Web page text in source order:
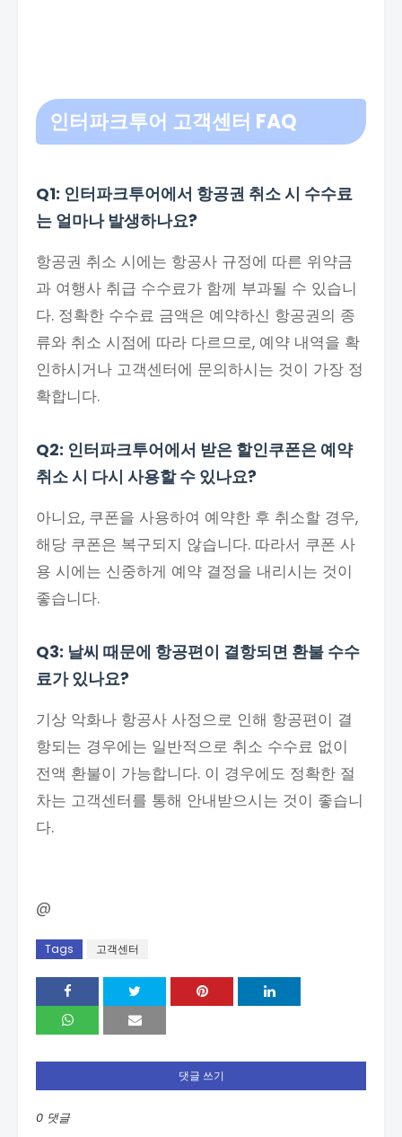
인터파크투어 고객센터 FAQ
Q1: 인터파크투어에서 항공권 취소 시 수수료
는 얼마나 발생하나요?
항공권 취소 시에는 항공사 규정에 따른 위약금
과 여행사 취급 수수료가 함께 부과될 수 있습니
다. 정확한 수수료 금액은 예약하신 항공권의 종
류와 취소 시점에 따라 다르므로, 예약 내역을 확
인하시거나 고객센터에 문의하시는 것이 가장 정
확합니다.
Q2: 인터파크투어에서 받은 할인쿠폰은 예약
취소 시 다시 사용할 수 있나요?
아니요, 쿠폰을 사용하여 예약한 후 취소할 경우,
해당 쿠폰은 복구되지 않습니다. 따라서 쿠폰 사
용 시에는 신중하게 예약 결정을 내리시는 것이
좋습니다.
Q3: 날씨 때문에 항공편이 결항되면 환불 수수
료가 있나요?
기상 악화나 항공사 사정으로 인해 항공편이 결
항되는 경우에는 일반적으로 취소 수수료 없이
전액 환불이 가능합니다. 이 경우에도 정확한 절
차는 고객센터를 통해 안내받으시는 것이 좋습니
다.
@
Tags 고객센터
댓글 쓰기
0 댓글